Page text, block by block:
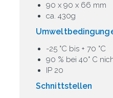
90 x 90 x 66 mm
ca. 430g
-25 °C bis + 70 °C
90 % bei 40° C
IP 20
Schnittstellen